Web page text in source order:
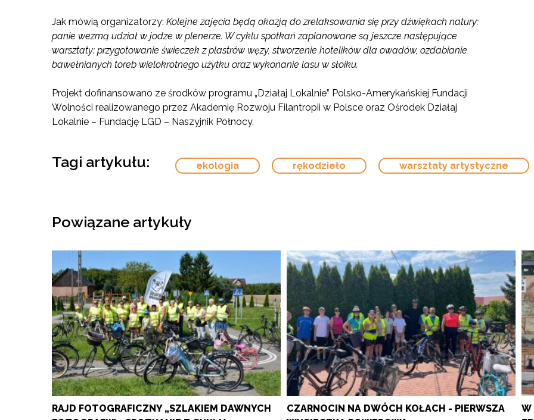
Jak mówią organizatorzy: Kolejne zajęcia będą okazją do zrelaksowania się przy dźwiękach natury:
panie wezmą udział w jodze w plenerze. W cyklu spotkań zaplanowane są jeszcze następujące
warsztaty: przygotowanie świeczek z plastrów węzy, stworzenie hotelików dla owadów, ozdabianie
bawełnianych toreb wielokrotnego użytku oraz wykonanie lasu w słoiku.
Projekt dofinansowano ze środków programu „Działaj Lokalnie” Polsko-Amerykańskiej Fundacji
Wolności realizowanego przez Akademię Rozwoju Filantropii w Polsce oraz Ośrodek Działaj
Lokalnie – Fundację LGD – Naszyjnik Północy.
Tagi artykułu: ekologia rękodzieło warsztaty artystyczne
Powiązane artykuły
RAJD FOTOGRAFICZNY „SZLAKIEM DAWNYCH
CZARNOCIN NA DWÓCH KOŁACH - PIERWSZA
W